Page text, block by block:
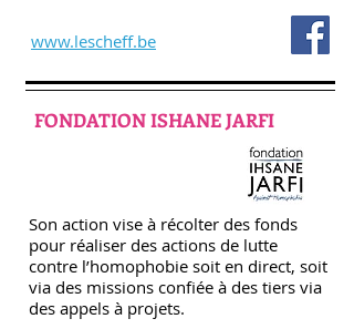
www.lescheff.be
FONDATION ISHANE JARFI
Son action vise à récolter des fonds
pour réaliser des actions de lutte
contre l’homophobie soit en direct, soit
via des missions confiée à des tiers via
des appels à projets.